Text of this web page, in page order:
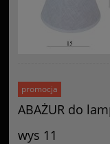
ABAŻUR do
wys 11
promocja